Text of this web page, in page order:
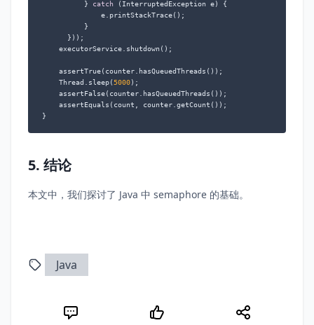
          }
catch (InterruptedException e) {
              e.printStackTrace();
          }
      }));
    executorService.shutdown();
    assertTrue(counter.hasQueuedThreads());
    Thread.sleep(
5000);
    assertFalse(counter.hasQueuedThreads());
    assertEquals(count, counter.getCount());
}
5. 结论
本文中，我们探讨了 Java 中 semaphore 的基础。
Java